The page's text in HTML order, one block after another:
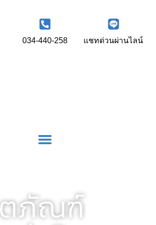
034-440-258 แชทด่วนผ่านไลน์
ภัณฑ์